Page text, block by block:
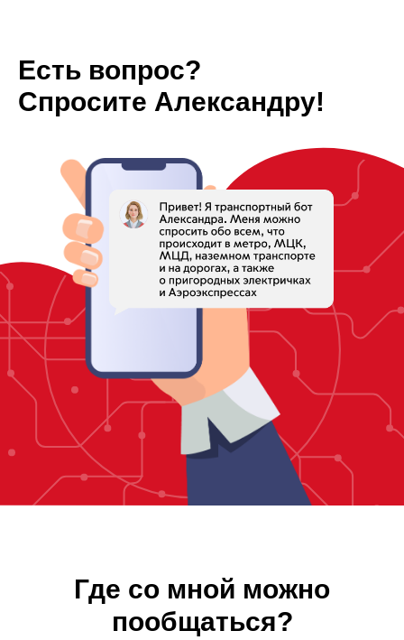
Есть вопрос?
Спросите Александру!
Где со мной можно
пообщаться?